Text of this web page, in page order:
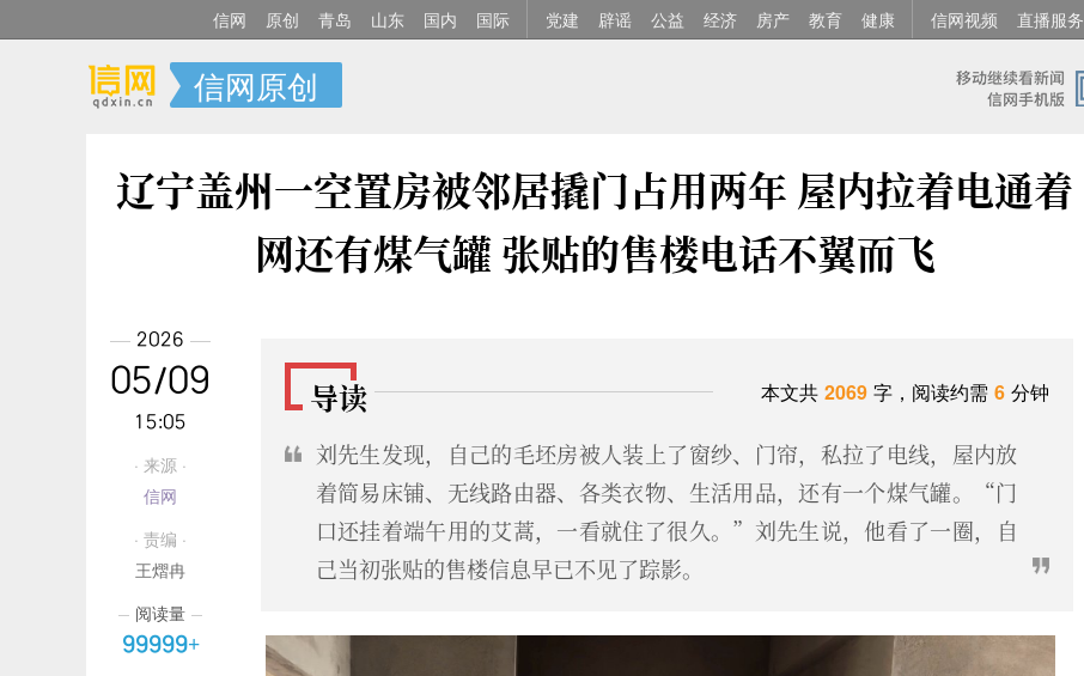
信网 原创 青岛 山东 国内 国际 党建 辟谣 公益 经济 房产 教育 健康 信网视频 直播服务
信网原创
辽宁盖州一空置房被邻居撬门占用两年 屋内拉着电通着
网还有煤气罐 张贴的售楼电话不翼而飞
导读 本文共 2069 字，阅读约需 6 分钟
刘先生发现，自己的毛坯房被人装上了窗纱、门帘，私拉了电线，屋内放
着简易床铺、无线路由器、各类衣物、生活用品，还有一个煤气罐。“门
口还挂着端午用的艾蒿，一看就住了很久。”刘先生说，他看了一圈，自
己当初张贴的售楼信息早已不见了踪影。
2026
05/09
15:05
· 来源 ·
信网
· 责编 ·
王熠冉
阅读量
99999+